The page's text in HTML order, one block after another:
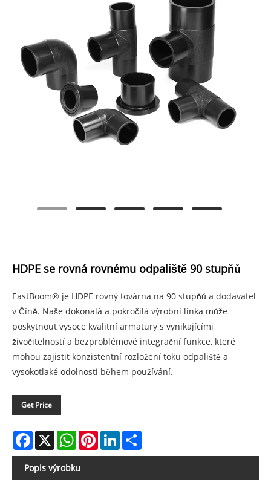
HDPE se rovná rovnému odpaliště 90 stupňů
EastBoom® je HDPE rovný továrna na 90 stupňů a dodavatel
v Číně. Naše dokonalá a pokročilá výrobní linka může
poskytnout vysoce kvalitní armatury s vynikajícími
živočitelností a bezproblémové integrační funkce, které
mohou zajistit konzistentní rozložení toku odpaliště a
vysokotlaké odolnosti během používání.
Get Price
Facebook
X WhatsAppPinterestLinkedIn
Popis výrobku